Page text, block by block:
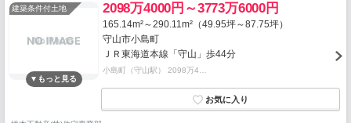
建築条件付土地 2098万4000円～3773万6000円
165.14m²～290.11m²（49.95坪～87.75坪）
守山市小島町
ＪＲ東海道本線「守山」歩44分
小島町（守山駅） 2098万4…